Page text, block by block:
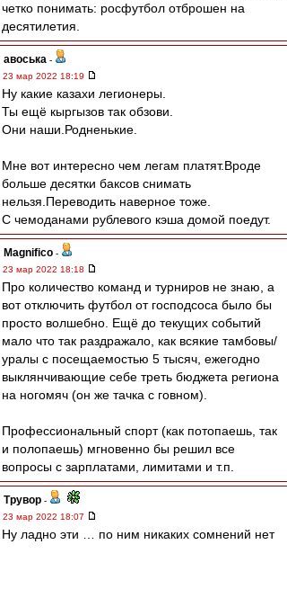
четко понимать: росфутбол отброшен на
десятилетия.
авоська -
23 мар 2022 18:19
Ну какие казахи легионеры.
Ты ещё кыргызов так обзови.
Они наши.Родненькие.
Мне вот интересно чем легам платят.Вроде
больше десятки баксов снимать
нельзя.Переводить наверное тоже.
С чемоданами рублевого кэша домой поедут.
Magnifico -
23 мар 2022 18:18
Про количество команд и турниров не знаю, а
вот отключить футбол от господсоса было бы
просто волшебно. Ещё до текущих событий
мало что так раздражало, как всякие тамбовы/
уралы с посещаемостью 5 тысяч, ежегодно
выклянчивающие себе треть бюджета региона
на ногомяч (он же тачка с говном).
Профессиональный спорт (как потопаешь, так
и полопаешь) мгновенно бы решил все
вопросы с зарплатами, лимитами и т.п.
Трувор -
23 мар 2022 18:07
Ну ладно эти … по ним никаких сомнений нет